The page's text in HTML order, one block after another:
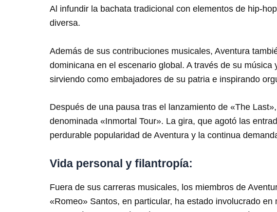
Al infundir la bachata tradicional con elementos de hip-
diversa.
Además de sus contribuciones musicales, Aventura
dominicana en el escenario global. A través de su
sirviendo como embajadores de su patria e inspirando
Después de una pausa tras el lanzamiento de «The
denominada «Inmortal Tour». La gira, que agotó las
perdurable popularidad de Aventura y la continua
Vida personal y filantropía:
Fuera de sus carreras musicales, los miembros de
«Romeo» Santos, en particular, ha estado involucrado